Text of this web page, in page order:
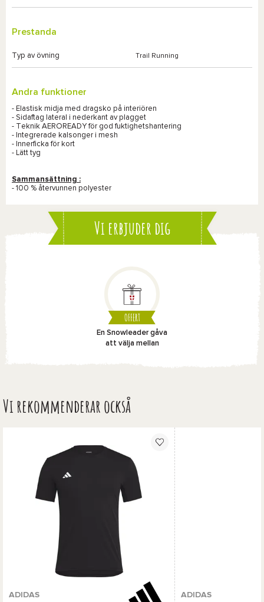
Prestanda
Typ av övning Trail Running
Andra funktioner
- Elastisk midja med dragsko på interiören
- Sidaftag lateral i nederkant av plagget
- Teknik AEROREADY för god fuktighetshantering
- Integrerade kalsonger i mesh
- Innerficka för kort
- Lätt tyg
Sammansättning :
- 100 % återvunnen polyester
Vi erbjuder dig
OFFERT
En Snowleader gåva
att välja mellan
Vi rekommenderar också
ADIDAS ADIDAS